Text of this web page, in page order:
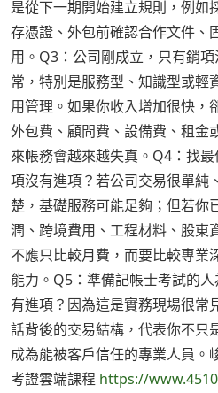
是從下一期開始建立規則，例如
存憑證、外包前確認合作文件、
用。Q3：公司剛成立，只有銷
常，特別是服務型、知識型或輕
用管理。如果你收入增加很快，
外包費、顧問費、設備費、租金
來帳務會越來越失真。Q4：找
項沒有進項？若公司交易很單純
楚，基礎服務可能足夠；但若你
潤、跨境費用、工程材料、股東
不應只比較月費，而要比較專業
能力。Q5：準備記帳士考試的
有進項？因為這是實務現場很常
話背後的交易結構，代表你不只
成為能被客戶信任的專業人員。
考證雲端課程 https://